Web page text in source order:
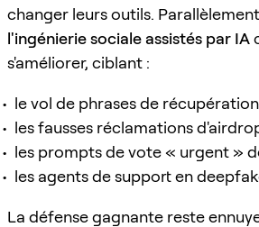
changer leurs outils.
l'ingénierie sociale assistés par IA
s'améliorer, ciblant :
le vol de phrases de
les fausses réclamations
les prompts de vote « urgent »
les agents de support en
La défense gagnante reste